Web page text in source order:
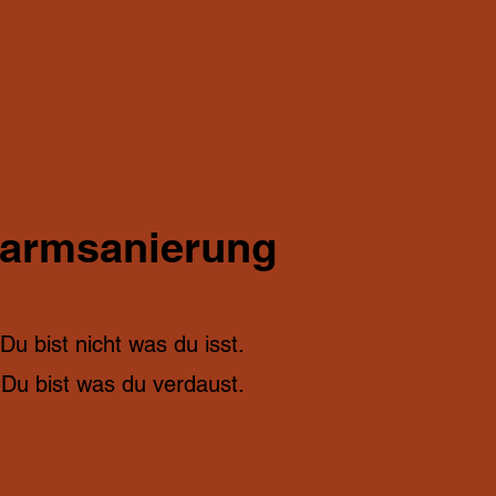
Du bist nicht was du isst.
Du bist was du verdaust.